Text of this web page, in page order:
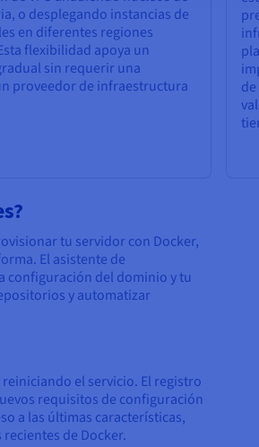
o desplegando instancias de
en diferentes regiones
flexibilidad apoya un
sin requerir una
proveedor de infraestructura
tu servidor con Docker,
El asistente de
configuración del dominio y tu
y automatizar
el servicio. El registro
requisitos de configuración
a las últimas características,
de Docker.